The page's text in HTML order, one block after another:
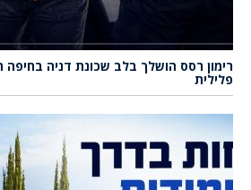
רימון רסס הושלך בלב שכונת דניה
פלילית